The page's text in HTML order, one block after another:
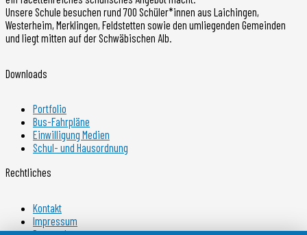
Unsere Schule besuchen rund 700 Schüler*innen aus Laichingen,
Westerheim, Merklingen, Feldstetten sowie den umliegenden Gemeinden
und liegt mitten auf der Schwäbischen Alb.
Downloads
Portfolio
Bus-Fahrpläne
Einwilligung Medien
Schul- und Hausordnung
Rechtliches
Kontakt
Impressum